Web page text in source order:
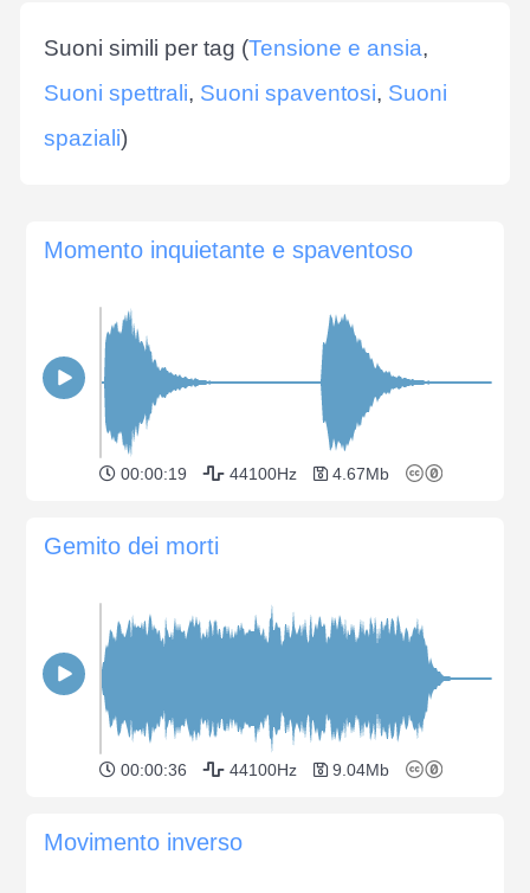
Suoni simili per tag (Tensione e ansia,
Suoni spettrali, Suoni spaventosi, Suoni
spaziali)
Momento inquietante e spaventoso
00:00:19 44100Hz 4.67Mb
Gemito dei morti
00:00:36 44100Hz 9.04Mb
Movimento inverso